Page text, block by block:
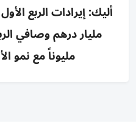
مليوناً مع نمو